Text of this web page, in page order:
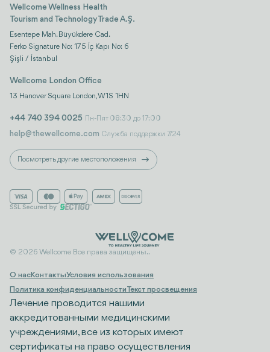
Wellcome Wellness Health
Tourism and Technology Trade A.Ş.
Esentepe Mah. Büyükdere Cad.
Ferko Signature No: 175 İç Kapı No: 6
Şişli / İstanbul
Wellcome London Office
13 Hanover Square London, W1S 1HN
+44 740 394 0025 Пн-Пят 08:30 до 17:00
help@thewellcome.com Служба поддержки 7/24
Посмотреть другие местоположения
© 2026 Wellcome Все права защищены..
О насКонтактыУсловия использования
Политика конфиденциальностиТекст просвещения
Лечение проводится нашими
аккредитованными медицинскими
учреждениями, все из которых имеют
сертификаты на право осуществления